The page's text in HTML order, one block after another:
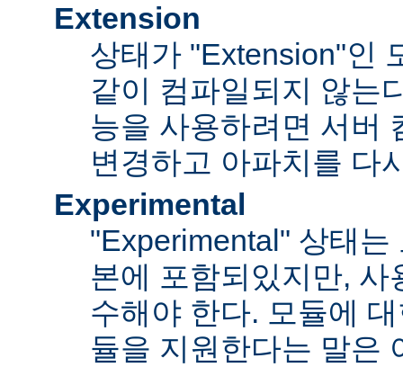
Extension
상태가 "Extension"인
같이 컴파일되지 않는
능을 사용하려면 서버
변경하고 아파치를 다
Experimental
"Experimental" 상태는
본에 포함되있지만, 사
수해야 한다. 모듈에
듈을 지원한다는 말은